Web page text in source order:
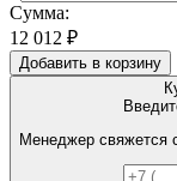
Сумма:
12 012 ₽
Добавить в корзину
Менеджер свяжется